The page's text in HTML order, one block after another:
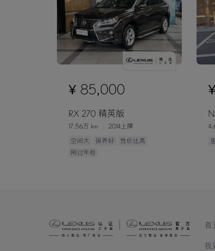
¥ 85,000
RX 270 精英版
17.56万 km 2014上牌
空间大 保养好
性价比高
刚过年检
首
我